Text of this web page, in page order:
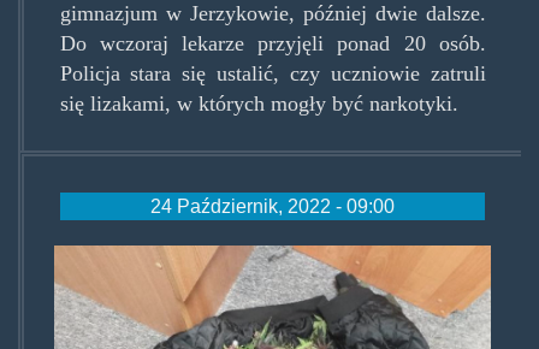
gimnazjum w Jerzykowie, później dwie dalsze.
Do wczoraj lekarze przyjęli ponad 20 osób.
Policja stara się ustalić, czy uczniowie zatruli
się lizakami, w których mogły być narkotyki.
24 Październik, 2022 - 09:00
swiezo_sciete.jpg